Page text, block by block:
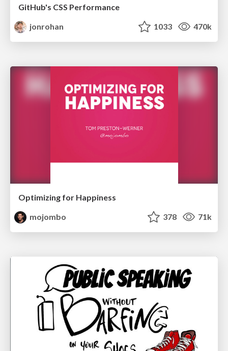
GitHub's CSS Performance
jonrohan
1033 470k
Optimizing for Happiness
mojombo
378 71k